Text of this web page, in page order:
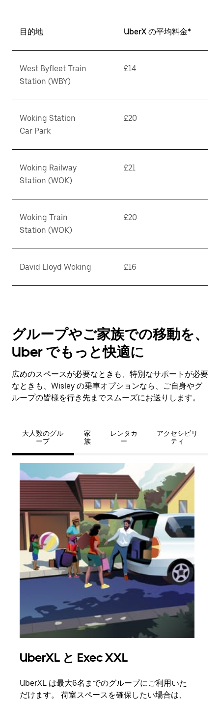
目的地 UberX の平均料金*
West Byfleet Train
Station (WBY)
£14
Woking Station
Car Park
£20
Woking Railway
Station (WOK)
£21
Woking Train
Station (WOK)
£20
David Lloyd Woking £16
グループやご家族での移動を、
Uber でもっと快適に
広めのスペースが必要なときも、特別なサポートが必要
なときも、Wisley の乗車オプションなら、ご自身やグ
ループの皆様を行き先までスムーズにお送りします。
大人数のグル
ープ
家
族
レンタカ
ー
アクセシビリ
ティ
UberXL と Exec XXL
UberXL は最大6名までのグループにご利用いた
だけます。 荷室スペースを確保したい場合は、